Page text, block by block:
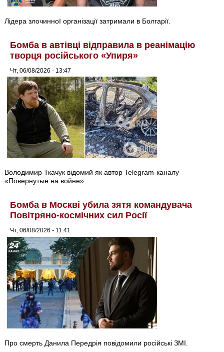
Лідера злочинної організації затримали в Болгарії.
Бомба в автівці відправила в реанімацію
творця російського «Упиря»
Чт, 06/08/2026 - 13:47
Володимир Ткачук відомий як автор Telegram-каналу
«Повернутые на войне».
Бомба в Москві убила зятя командувача
Повітряно-космічних сил Росії
Чт, 06/08/2026 - 11:41
Про смерть Данила Передрія повідомили російські ЗМІ.